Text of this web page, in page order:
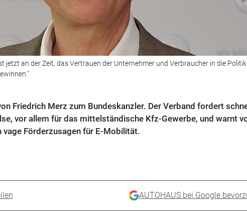
jetzt an der Zeit, das Vertrauen der Unternehmer und Verbraucher in die
Friedrich Merz zum Bundeskanzler. Der Verband fordert
vor allem für das mittelständische Kfz-Gewerbe, und warnt
Förderzusagen für E-Mobilität.
AUTOHAUS bei Google